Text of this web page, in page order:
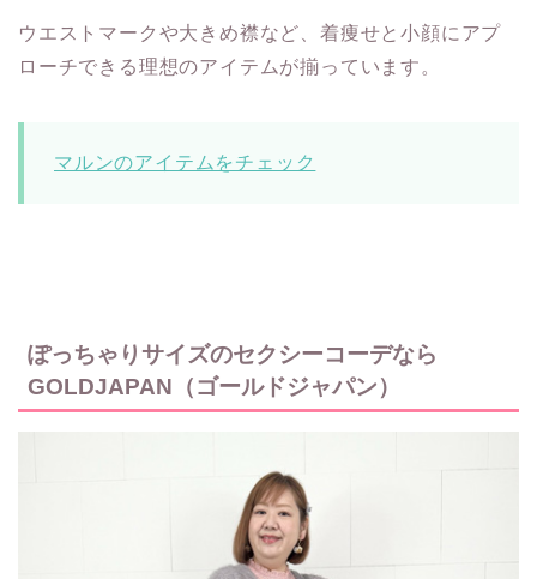
ウエストマークや大きめ襟など、着痩せと小顔にアプ
ローチできる理想のアイテムが揃っています。
マルンのアイテムをチェック
ぽっちゃりサイズのセクシーコーデなら
GOLDJAPAN（ゴールドジャパン）